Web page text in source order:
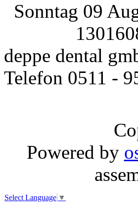
Sonntag 09
deppe dental
Telefon 0511 -
Powered by
Select Language ▼